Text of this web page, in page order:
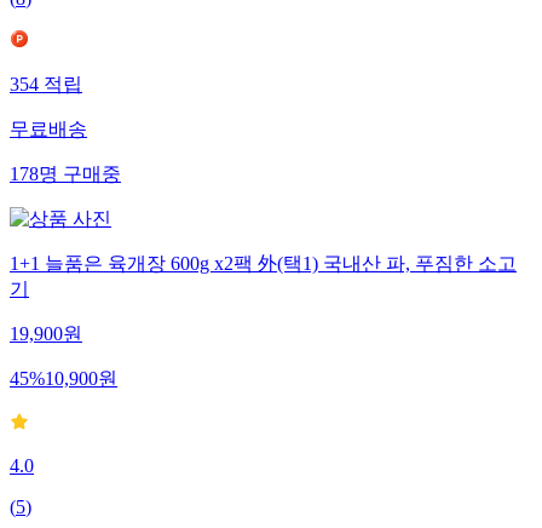
(8)
354적립
무료배송
178명구매중
1+1 늘품은 육개장 600g x2팩 外(택1) 국내산 파, 푸짐한 소고
기
19,900원
45%10,900원
4.0
(5)